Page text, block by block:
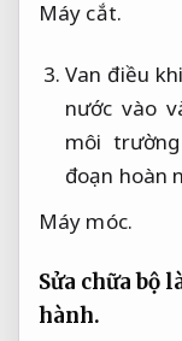
Máy cắt.
Van điều
nước vào
môi
đoạn hoàn
Máy móc.
Sửa chữa bộ
hành.